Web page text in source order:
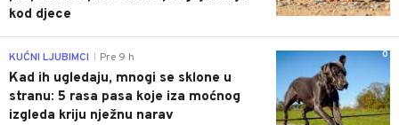
kod djece
0
KUĆNI LJUBIMCI Pre 9 h
Kad ih ugledaju, mnogi se sklone u
stranu: 5 rasa pasa koje iza moćnog
izgleda kriju nježnu narav